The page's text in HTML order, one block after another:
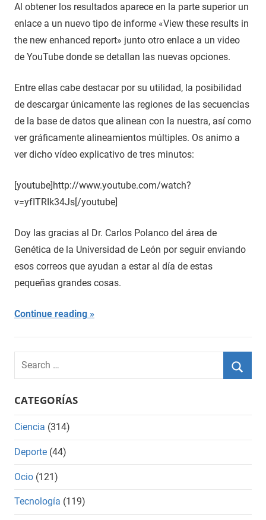
Al obtener los resultados aparece en la parte superior un
enlace a un nuevo tipo de informe «View these results in
the new enhanced report» junto otro enlace a un video
de YouTube donde se detallan las nuevas opciones.
Entre ellas cabe destacar por su utilidad, la posibilidad
de descargar únicamente las regiones de las secuencias
de la base de datos que alinean con la nuestra, así como
ver gráficamente alineamientos múltiples. Os animo a
ver dicho vídeo explicativo de tres minutos:
[youtube]http://www.youtube.com/watch?
v=yfITRIk34Js[/youtube]
Doy las gracias al Dr. Carlos Polanco del área de
Genética de la Universidad de León por seguir enviando
esos correos que ayudan a estar al día de estas
pequeñas grandes cosas.
Continue reading
Search
for:
CATEGORÍAS
Ciencia (314)
Deporte (44)
Ocio (121)
Tecnología (119)